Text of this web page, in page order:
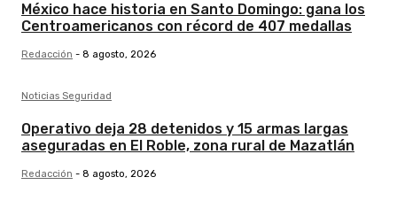
México hace historia en Santo Domingo: gana los
Centroamericanos con récord de 407 medallas
Redacción - 8 agosto, 2026
Noticias Seguridad
Operativo deja 28 detenidos y 15 armas largas
aseguradas en El Roble, zona rural de Mazatlán
Redacción - 8 agosto, 2026